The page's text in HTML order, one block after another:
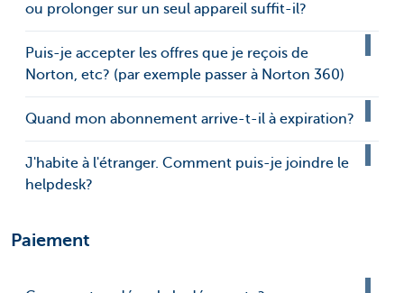
ou prolonger sur un seul appareil suffit-il?
Puis-je accepter les offres que je reçois de
Norton, etc? (par exemple passer à Norton 360)
Quand mon abonnement arrive-t-il à expiration?
J'habite à l'étranger. Comment puis-je joindre le
helpdesk?
Paiement